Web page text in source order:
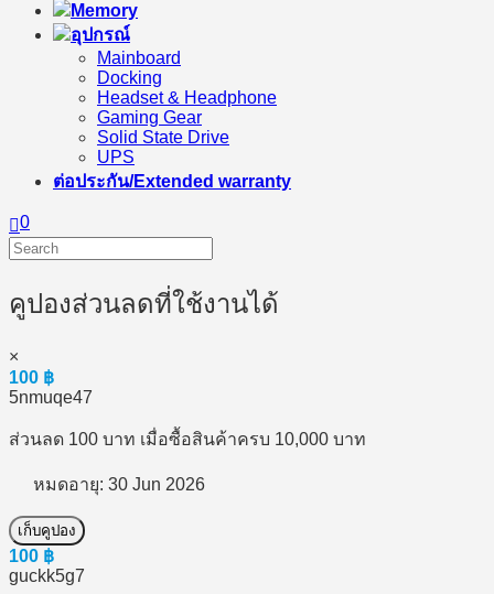
Memory
อุปกรณ์
Mainboard
Docking
Headset & Headphone
Gaming Gear
Solid State Drive
UPS
ต่อประกัน/Extended warranty
0
คูปองส่วนลดที่ใช้งานได้
×
100 ฿
5nmuqe47
ส่วนลด 100 บาท เมื่อซื้อสินค้าครบ 10,000 บาท
หมดอายุ: 30 Jun 2026
เก็บคูปอง
100 ฿
guckk5g7